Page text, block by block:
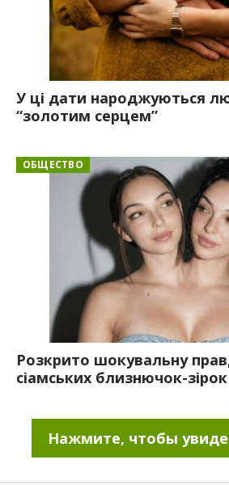
У ці дати народжуються
“золотим серцем”
ОБЩЕСТВО
Розкрито шокувальну
сіамських близнючок-
Нажмите, чтобы